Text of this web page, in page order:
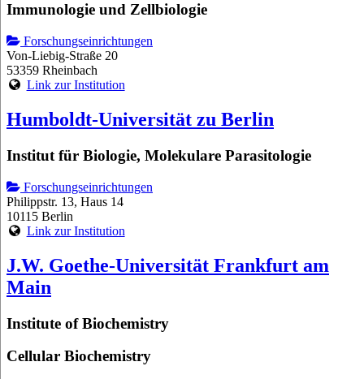
Immunologie und Zellbiologie
Forschungseinrichtungen
Von-Liebig-Straße 20
53359 Rheinbach
Link zur Institution
Humboldt-Universität zu Berlin
Institut für Biologie, Molekulare Parasitologie
Forschungseinrichtungen
Philippstr. 13, Haus 14
10115 Berlin
Link zur Institution
J.W. Goethe-Universität Frankfurt am
Main
Institute of Biochemistry
Cellular Biochemistry